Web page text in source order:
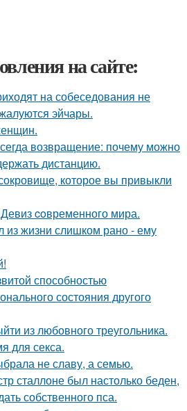
на сайте:
на собеседования не
эйчары.
возвращение: почему можно
дистанцию.
которое вы привыкли
Девиз coвременного мира.
из жизни слишком рано - ему
способностью
состояния другого
из любовного треугольника.
для секса.
не славу, а семью.
сталлоне был настолько беден,
собственного пса.